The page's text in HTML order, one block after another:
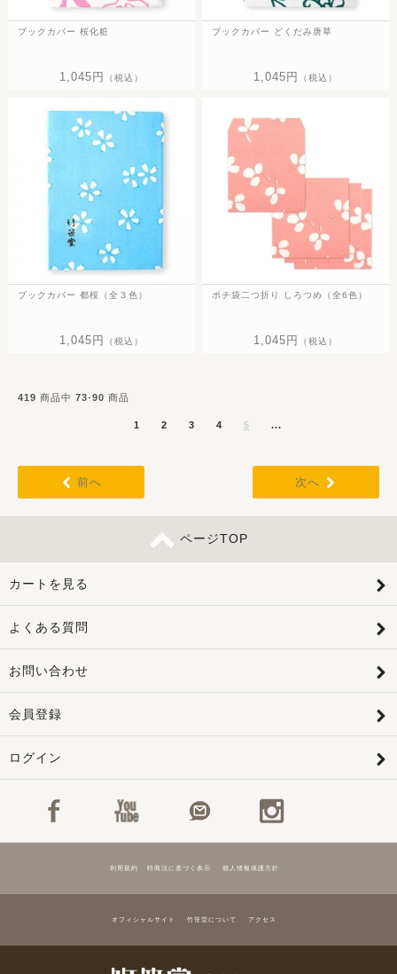
ブックカバー 桜化粧
1,045円 （税込）
ブックカバー どくだみ唐草
1,045円 （税込）
ブックカバー 都桜（全３色）
1,045円 （税込）
ポチ袋二つ折り しろつめ（全6色）
1,045円 （税込）
419 商品中 73-90 商品
1 2 3 4 5 ...
前へ 次へ
ページTOP
カートを見る
よくある質問
お問い合わせ
会員登録
ログイン
利用規約 特商法に基づく表示 個人情報保護方針
オフィシャルサイト 竹笹堂について アクセス